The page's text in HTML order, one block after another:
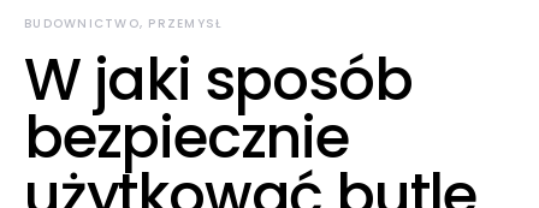
BUDOWNICTWO, PRZEMYSŁ
W jaki sposób
bezpiecznie